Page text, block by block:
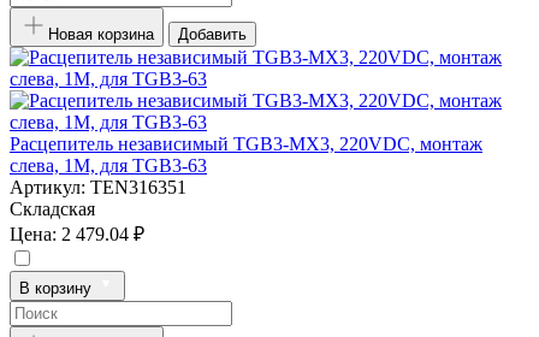
Новая корзина Добавить
Расцепитель независимый TGB3-MX3, 220VDC, монтаж
слева, 1M, для TGB3-63
Артикул: TEN316351
Складская
Цена: 2 479.04 ₽
В корзину